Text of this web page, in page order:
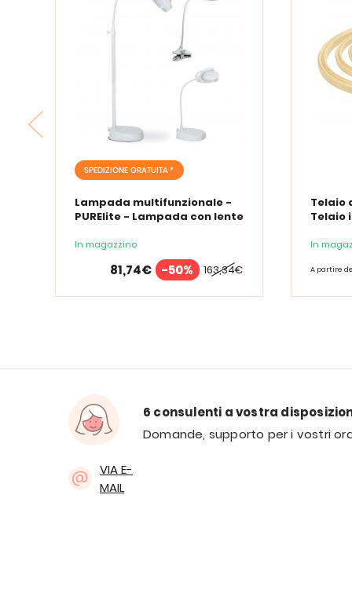
SPEDIZIONE GRATUITA *
Lampada multifunzionale -
PURElite - Lampada con lente
Spectrum
In magazzino
163,34€
81,74€ -50%
Telaio
Telaio
In
A partire
6 consulenti a vostra
Domande, supporto per i vostri
VIA E-
MAIL